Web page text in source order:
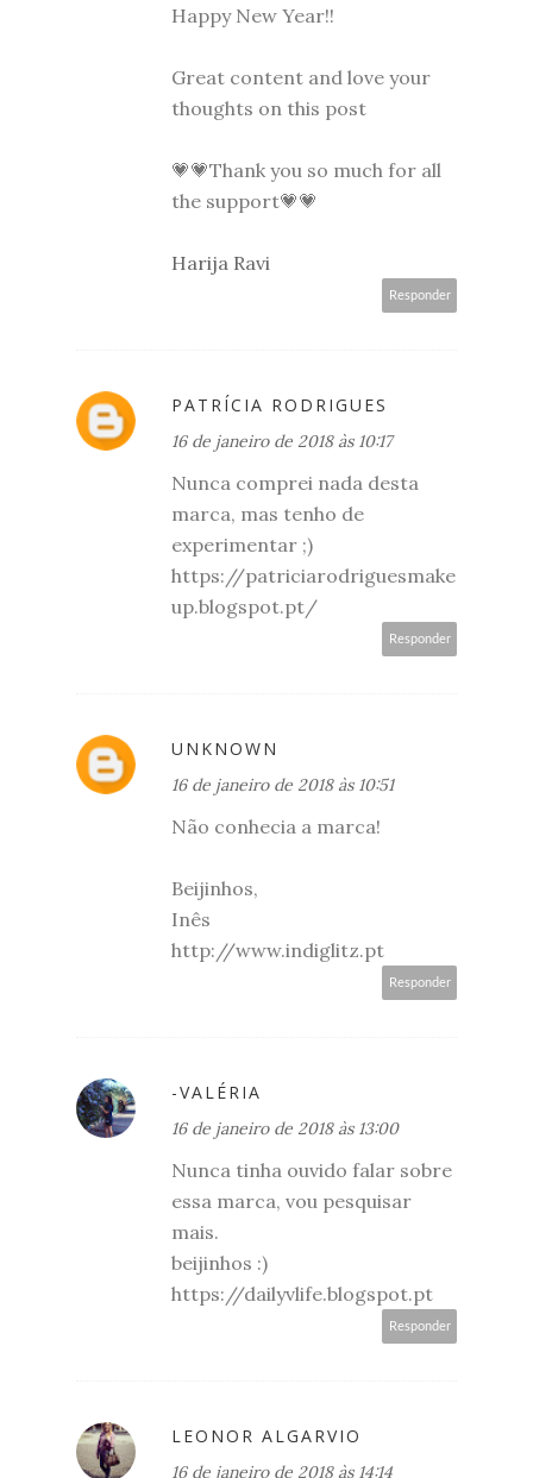
Happy New Year!!
Great content and love your
thoughts on this post
💗💗Thank you so much for all
the support💗💗
Harija Ravi
Responder
PATRÍCIA RODRIGUES
16 de janeiro de 2018 às 10:17
Nunca comprei nada desta
marca, mas tenho de
experimentar ;)
https://patriciarodriguesmake
up.blogspot.pt/
Responder
UNKNOWN
16 de janeiro de 2018 às 10:51
Não conhecia a marca!
Beijinhos,
Inês
http://www.indiglitz.pt
Responder
-VALÉRIA
16 de janeiro de 2018 às 13:00
Nunca tinha ouvido falar sobre
essa marca, vou pesquisar
mais.
beijinhos :)
https://dailyvlife.blogspot.pt
Responder
LEONOR ALGARVIO
16 de janeiro de 2018 às 14:14